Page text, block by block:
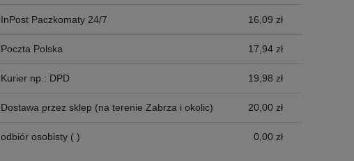
InPost Paczkomaty 24/7 16,09 zł
Poczta Polska 17,94 zł
Kurier np.: DPD 19,98 zł
Dostawa przez sklep (na terenie Zabrza i okolic) 20,00 zł
odbiór osobisty ( ) 0,00 zł